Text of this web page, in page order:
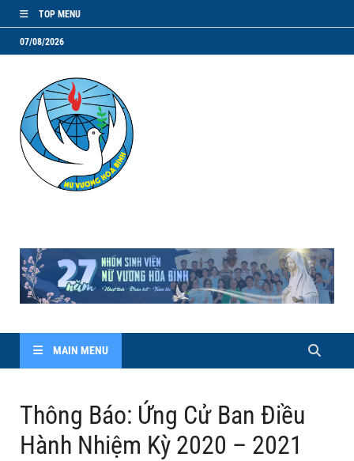
TOP MENU
07/08/2026
MAIN MENU
Thông Báo: Ứng Cử Ban Điều
Hành Nhiệm Kỳ 2020 – 2021